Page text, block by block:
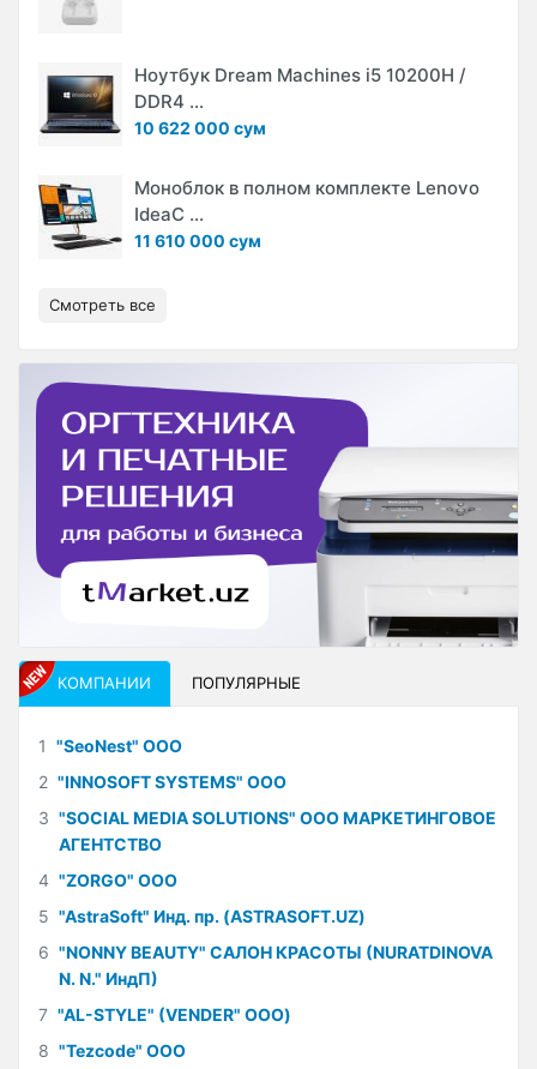
Ноутбук Dream Machines i5 10200H /
DDR4 ...
10 622 000 сум
Моноблок в полном комплекте Lenovo
IdeaC ...
11 610 000 сум
Смотреть все
КОМПАНИИ ПОПУЛЯРНЫЕ
1 "SeoNest" ООО
2 "INNOSOFT SYSTEMS" ООО
3 "SOCIAL MEDIA SOLUTIONS" ООО МАРКЕТИНГОВОЕ
АГЕНТСТВО
4 "ZORGO" ООО
5 "AstraSoft" Инд. пр. (ASTRASOFT.UZ)
6 "NONNY BEAUTY" САЛОН КРАСОТЫ (NURATDINOVA
N. N." ИндП)
7 "AL-STYLE" (VENDER" ООО)
8 "Tezcode" ООО